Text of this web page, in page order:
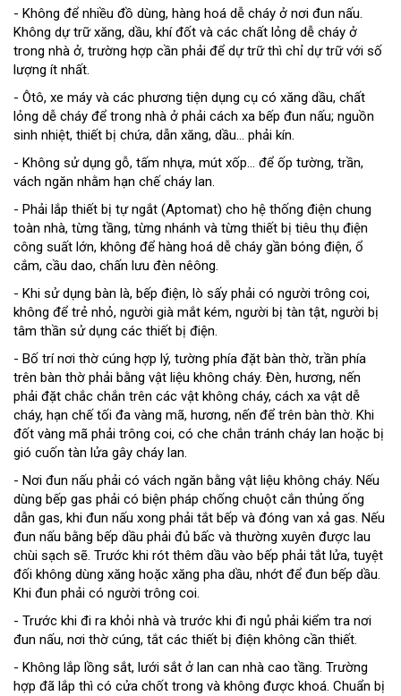
- Không để nhiều đồ dùng, hàng hoá dễ cháy ở nơi đun nấu.
Không dự trữ xăng, dầu, khí đốt và các chất lỏng dễ cháy ở
trong nhà ở, trường hợp cần phải để dự trữ thì chỉ dự trữ với số
lượng ít nhất.
- Ôtô, xe máy và các phương tiện dụng cụ có xăng dầu, chất
lỏng dễ cháy để trong nhà ở phải cách xa bếp đun nấu; nguồn
sinh nhiệt, thiết bị chứa, dẫn xăng, dầu... phải kín.
- Không sử dụng gỗ, tấm nhựa, mút xốp... để ốp tường, trần,
vách ngăn nhằm hạn chế cháy lan.
- Phải lắp thiết bị tự ngắt (Aptomat) cho hệ thống điện chung
toàn nhà, từng tầng, từng nhánh và từng thiết bị tiêu thụ điện
công suất lớn, không để hàng hoá dễ cháy gần bóng điện, ổ
cắm, cầu dao, chấn lưu đèn nêông.
- Khi sử dụng bàn là, bếp điện, lò sấy phải có người trông coi,
không để trẻ nhỏ, người già mắt kém, người bị tàn tật, người bị
tâm thần sử dụng các thiết bị điện.
- Bố trí nơi thờ cúng hợp lý, tường phía đặt bàn thờ, trần phía
trên bàn thờ phải bằng vật liệu không cháy. Đèn, hương, nến
phải đặt chắc chắn trên các vật không cháy, cách xa vật dễ
cháy, hạn chế tối đa vàng mã, hương, nến để trên bàn thờ. Khi
đốt vàng mã phải trông coi, có che chắn tránh cháy lan hoặc bị
gió cuốn tàn lửa gây cháy lan.
- Nơi đun nấu phải có vách ngăn bằng vật liệu không cháy. Nếu
dùng bếp gas phải có biện pháp chống chuột cắn thủng ống
dẫn gas, khi đun nấu xong phải tắt bếp và đóng van xả gas. Nếu
đun nấu bằng bếp dầu phải đủ bấc và thường xuyên được lau
chùi sạch sẽ. Trước khi rót thêm dầu vào bếp phải tắt lửa, tuyệt
đối không dùng xăng hoặc xăng pha dầu, nhớt để đun bếp dầu.
Khi đun phải có người trông coi.
- Trước khi đi ra khỏi nhà và trước khi đi ngủ phải kiểm tra nơi
đun nấu, nơi thờ cúng, tắt các thiết bị điện không cần thiết.
- Không lắp lồng sắt, lưới sắt ở lan can nhà cao tầng. Trường
hợp đã lắp thì có cửa chốt trong và không được khoá. Chuẩn bị